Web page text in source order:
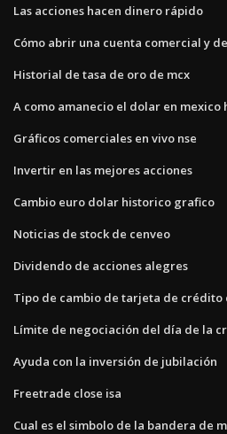
Las acciones hacen dinero rápido
Cómo abrir una cuenta comercial y
Historial de tasa de oro de mcx
A como amanecio el dolar en mexico
Gráficos comerciales en vivo nse
Invertir en las mejores acciones
Cambio euro dolar historico grafico
Noticias de stock de cenveo
Dividendo de acciones alegres
Tipo de cambio de tarjeta de crédito
Límite de negociación del día de la
Ayuda con la inversión de jubilación
Freetrade close isa
Cual es el simbolo de la bandera de